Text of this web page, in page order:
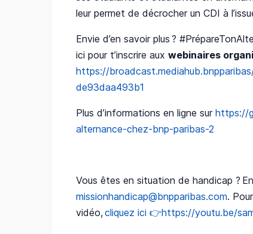
leur permet de décrocher un CDI à
Envie d’en savoir plus ?
ici pour t’inscrire aux webinaires
https://
de93daa493b1
Plus d’informations en ligne sur https://
alternance-chez-bnp-paribas-2
Vous êtes en situation de handicap ?
missionhandicap@bnpparibas.com.
vidéo,cliquez ici 👉https://youtu.be/